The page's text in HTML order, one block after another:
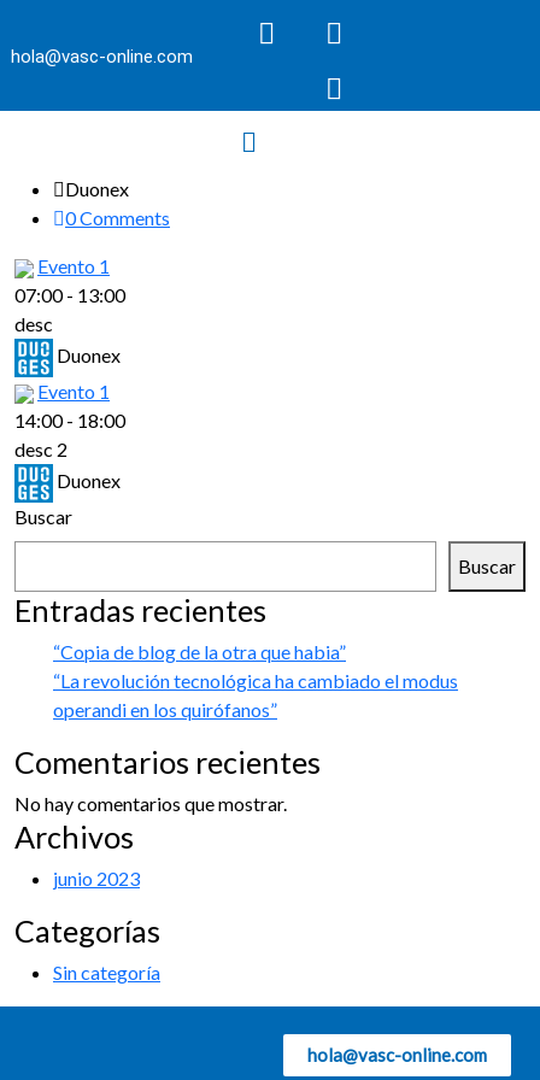
hola@vasc-online.com
Duonex
0 Comments
Evento 1
07:00- 13:00
desc
Duonex
Evento 1
14:00- 18:00
desc 2
Duonex
Buscar
Buscar
Entradas recientes
“Copia de blog de la otra que habia”
“La revolución tecnológica ha cambiado el modus
operandi en los quirófanos”
Comentarios recientes
No hay comentarios que mostrar.
Archivos
junio 2023
Categorías
Sin categoría
hola@vasc-online.com